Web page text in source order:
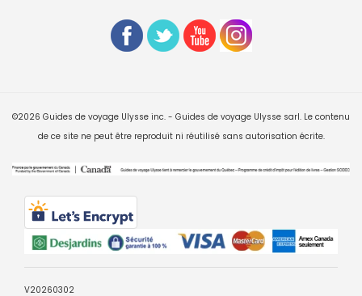
©2026 Guides de voyage Ulysse inc. - Guides de voyage Ulysse sarl. Le contenu
de ce site ne peut être reproduit ni réutilisé sans autorisation écrite.
V20260302